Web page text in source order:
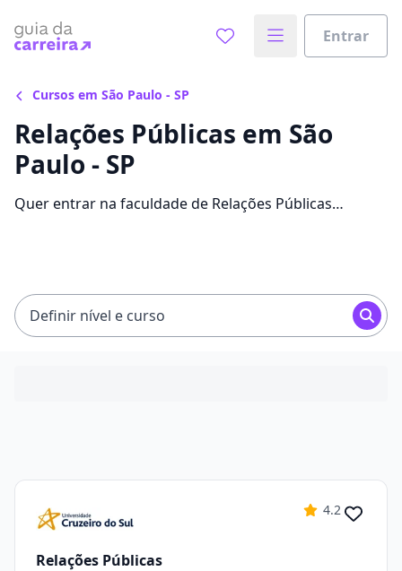
Entrar
Cursos em São Paulo - SP
Relações Públicas em São
Paulo - SP
Quer entrar na faculdade de Relações Públicas
Definir nível e curso
4.2
Relações Públicas